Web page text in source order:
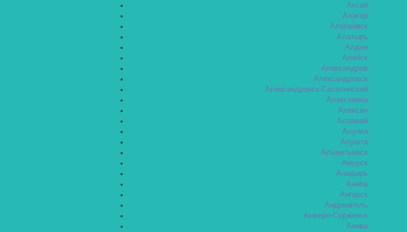
Аксай
Алагир
Алапаевск
Алатырь
Алдан
Алейск
Александров
Александровск
Александровск-Сахалинский
Алексеевка
Алексин
Алзамай
Алупка
Алушта
Альметьевск
Амурск
Анадырь
Анапа
Ангарск
Андреаполь
Анжеро-Судженск
Анива